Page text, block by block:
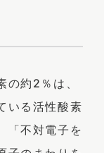
の約2％は、
いる活性酸素
「不対電子を